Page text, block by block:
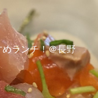
ランチ！＠長野